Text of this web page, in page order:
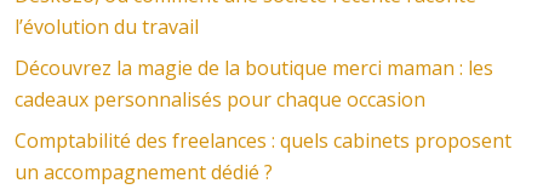
l’évolution du travail
Découvrez la magie de la boutique merci maman : les
cadeaux personnalisés pour chaque occasion
Comptabilité des freelances : quels cabinets proposent
un accompagnement dédié ?